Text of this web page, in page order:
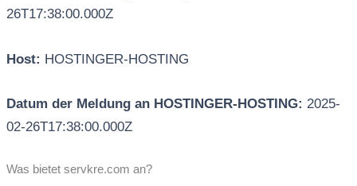
26T17:38:00.000Z
Host: HOSTINGER-HOSTING
Datum der Meldung an HOSTINGER-HOSTING: 2025-
02-26T17:38:00.000Z
Was bietet servkre.com an?